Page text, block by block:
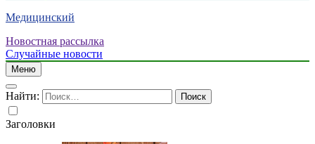
Медицинский
Новостная рассылка
Случайные новости
Меню
Найти:
Заголовки